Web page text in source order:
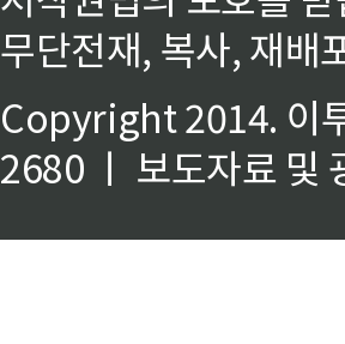
무단전재, 복사, 재배
Copyright 2014. 이
2680 ㅣ 보도자료